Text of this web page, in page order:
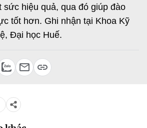
tử
thông
tử
sức hiệu quả, qua đó giúp đào
tốt hơn. Ghi nhận tại Khoa Kỹ
Đại học Huế.